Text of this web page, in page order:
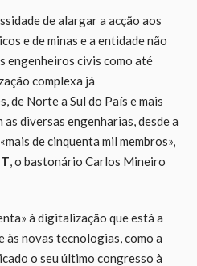
de alargar a acção aos
e de minas e a entidade não
engenheiros civis como até
complexa já
de Norte a Sul do País e mais
diversas engenharias, desde a
de cinquenta mil membros»,
, o bastonário Carlos Mineiro
à digitalização que está a
às novas tecnologias, como a
o seu último congresso à